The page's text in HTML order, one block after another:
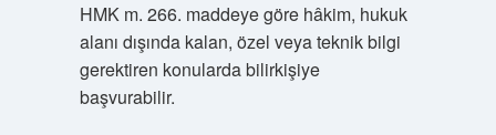
HMK m. 266. maddeye göre hâkim, hukuk
alanı dışında kalan, özel veya teknik bilgi
gerektiren konularda bilirkişiye
başvurabilir.